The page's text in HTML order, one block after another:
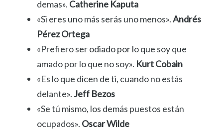
demas». Catherine Kaputa
«Si eres uno más serás uno menos».Andrés
Pérez Ortega
«Prefiero ser odiado por lo que soy que
amado por lo que no soy». Kurt Cobain
«Es lo que dicen de ti, cuando no estás
delante». Jeff Bezos
«Se tú mismo, los demás puestos están
ocupados». Oscar Wilde